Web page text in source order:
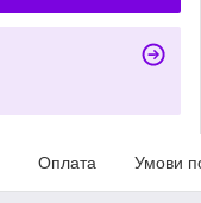
Оплата Умови